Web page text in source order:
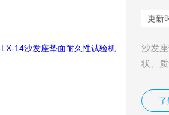
更新
沙发
状、